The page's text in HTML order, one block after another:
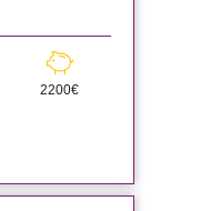
2200€